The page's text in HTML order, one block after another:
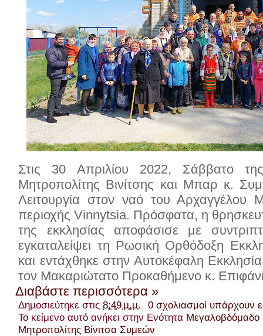
Στις 30 Απριλίου 2022, Σάββατο
Μητροπολίτης Βινίτσης και Μπαρ κ.
Λειτουργία στον ναό του Αρχαγγέλου
περιοχής Vinnytsia. Πρόσφατα, η
της εκκλησίας αποφάσισε με
εγκαταλείψει τη Ρωσική Ορθόδοξη
και εντάχθηκε στην Αυτοκέφαλη
τον Μακαριώτατο Προκαθήμενο κ.
Διαβάστε περισσότερα »
Δημοσιεύτηκε στις8:49 μ.μ.
0 σχολιασμοί υπάρχουν
Το κείμενο αυτό ανήκει στην Ενότητα Μεγαλοβδόμαδο
Μητροπολίτης Βίνιτσα Συμεών